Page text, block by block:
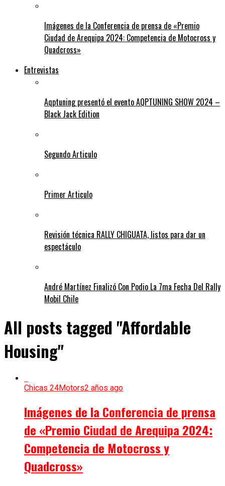
Imágenes de la Conferencia de prensa de «Premio
Ciudad de Arequipa 2024: Competencia de Motocross y
Quadcross»
Entrevistas
Aqptuning presentó el evento AQPTUNING SHOW 2024 –
Black Jack Edition
Segundo Articulo
Primer Articulo
Revisión técnica RALLY CHIGUATA, listos para dar un
espectáculo
André Martínez Finalizó Con Podio La 7ma Fecha Del Rally
Mobil Chile
All posts tagged "Affordable
Housing"
Chicas 24Motors2 años ago
Imágenes de la Conferencia de prensa
de «Premio Ciudad de Arequipa 2024:
Competencia de Motocross y
Quadcross»